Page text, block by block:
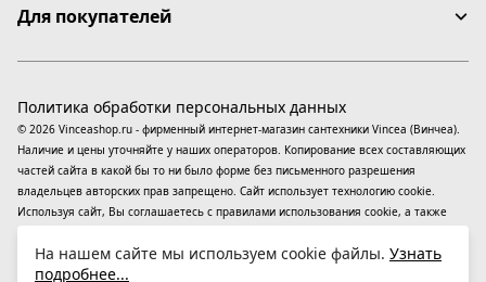
Для покупателей
© 2026 Vinceashop.ru - фирменный интернет-магазин сантехники Vincea (Винчеа).
Наличие и цены уточняйте у наших операторов. Копирование всех составляющих
частей сайта в какой бы то ни было форме без письменного разрешения
владельцев авторских прав запрещено. Сайт использует технологию cookie.
Используя сайт, Вы соглашаетесь с правилами использования cookie, а также
применяютсярекомендательные технологии(информационные технологии
предоставления информации на основе сбора, систематизации и анализа
Политика обработки персональных данных
На нашем сайте мы используем cookie файлы. Узнать
подробнее...